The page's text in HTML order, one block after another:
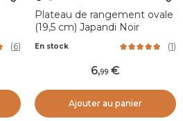
(6)
Plateau de rangement ovale
(19,5 cm) Japandi Noir
En stock (1)
6,99
Ajouter au panier